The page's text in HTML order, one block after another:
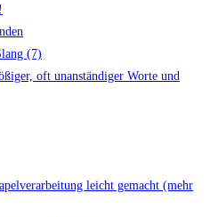
(7)
oft unan­stän­di­ger Wor­te und
leicht gemacht (mehr